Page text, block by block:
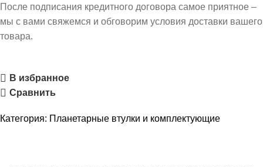
После подписания кредитного договора самое приятное –
мы с вами свяжемся и обговорим условия доставки вашего
товара.
В избранное
Сравнить
Категория: Планетарные втулки и комплектующие